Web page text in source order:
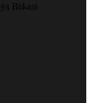
Bekasi